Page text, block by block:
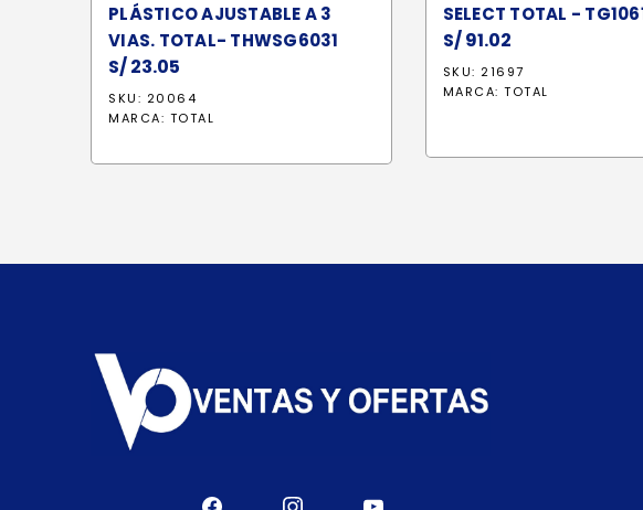
PLÁSTICO AJUSTABLE A 3
VIAS. TOTAL- THWSG6031
S/23.05
SKU: 20064
MARCA: TOTAL
SELECT TOTAL -
S/91.02
SKU: 21697
MARCA: TOTAL